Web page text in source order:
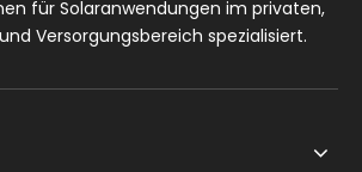
für Solaranwendungen im privaten,
Versorgungsbereich spezialisiert.